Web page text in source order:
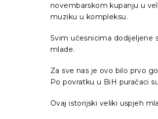
novembarskom kupanju u
muziku u kompleksu.
Svim učesnicima dodijeljene
mlade.
Za sve nas je ovo bilo prvo
Po povratku u BiH puračaci
Ovaj istorijski veliki uspjeh